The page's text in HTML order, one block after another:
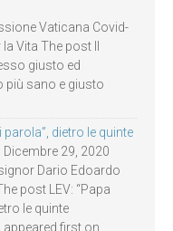
Vaticana Covid-
Vita The post Il
giusto ed
più sano e giusto
parola”, dietro le quinte
Dicembre 29, 2020
Dario Edoardo
post LEV: “Papa
le quinte
appeared first on